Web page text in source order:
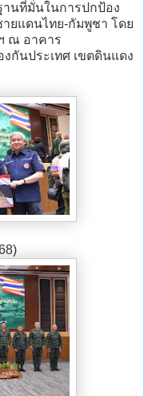
านที่มั่นในการปกป้อง
ยแดนไทย-กัมพูชา โดย
ณ อาคาร
กันประเทศ เขตดินแดง